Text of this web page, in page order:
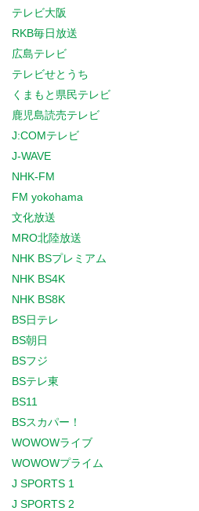
テレビ大阪
RKB毎日放送
広島テレビ
テレビせとうち
くまもと県民テレビ
鹿児島読売テレビ
J:COMテレビ
J-WAVE
NHK-FM
FM yokohama
文化放送
MRO北陸放送
NHK BSプレミアム
NHK BS4K
NHK BS8K
BS日テレ
BS朝日
BSフジ
BSテレ東
BS11
BSスカパー！
WOWOWライブ
WOWOWプライム
J SPORTS 1
J SPORTS 2